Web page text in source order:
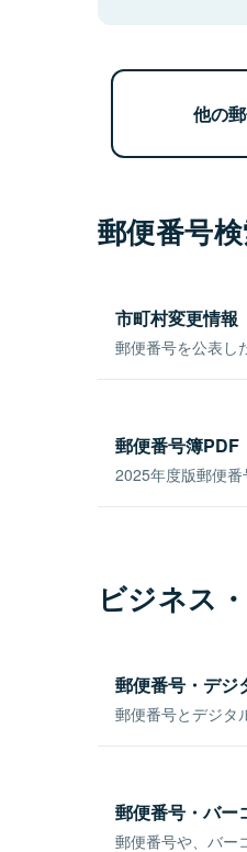
他の
郵便番号
市町村変更情報
郵便番号を公表し
郵便番号簿PDF
2025年度版郵便番
ビジネス
郵便番号・デジ
郵便番号とデジタ
郵便番号・バー
郵便番号や、バー